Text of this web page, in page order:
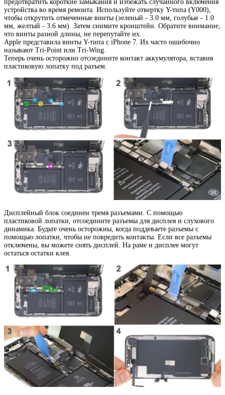
предотвратить короткие замыкания и избежать случайного включения
устройства во время ремонта. Используйте отвертку Y-типа (Y000),
чтобы открутить отмеченные винты (зеленый - 3.0 мм, голубые - 1.0
мм, желтый - 3.6 мм). Затем снимите кронштейн. Обратите внимание,
что винты разной длины, не перепутайте их.
Apple представила винты Y-типа с iPhone 7. Их часто ошибочно
называют Tri-Point или Tri-Wing.
Теперь очень осторожно отсоедините контакт аккумулятора, вставив
пластиковую лопатку под разъем.
Дисплейный блок соединен тремя разъемами. С помощью
пластиковой лопатки, отсоедините разъемы для дисплея и слухового
динамика. Будьте очень осторожны, когда поддеваете разъемы с
помощью лопатки, чтобы не повредить контакты. Если все разъемы
отключены, вы можете снять дисплей. На раме и дисплее могут
остаться остатки клея.